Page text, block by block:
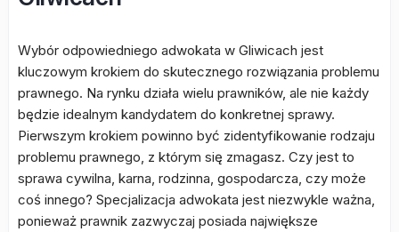
Wybór odpowiedniego adwokata w Gliwicach jest
kluczowym krokiem do skutecznego rozwiązania problemu
prawnego. Na rynku działa wielu prawników, ale nie każdy
będzie idealnym kandydatem do konkretnej sprawy.
Pierwszym krokiem powinno być zidentyfikowanie rodzaju
problemu prawnego, z którym się zmagasz. Czy jest to
sprawa cywilna, karna, rodzinna, gospodarcza, czy może
coś innego? Specjalizacja adwokata jest niezwykle ważna,
ponieważ prawnik zazwyczaj posiada największe